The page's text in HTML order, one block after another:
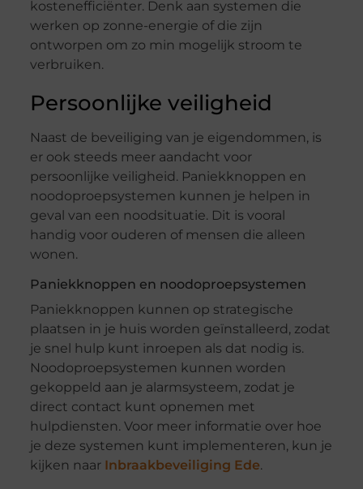
kostenefficiënter. Denk aan systemen die
werken op zonne-energie of die zijn
ontworpen om zo min mogelijk stroom te
verbruiken.
Persoonlijke veiligheid
Naast de beveiliging van je eigendommen, is
er ook steeds meer aandacht voor
persoonlijke veiligheid. Paniekknoppen en
noodoproepsystemen kunnen je helpen in
geval van een noodsituatie. Dit is vooral
handig voor ouderen of mensen die alleen
wonen.
Paniekknoppen en noodoproepsystemen
Paniekknoppen kunnen op strategische
plaatsen in je huis worden geïnstalleerd, zodat
je snel hulp kunt inroepen als dat nodig is.
Noodoproepsystemen kunnen worden
gekoppeld aan je alarmsysteem, zodat je
direct contact kunt opnemen met
hulpdiensten. Voor meer informatie over hoe
je deze systemen kunt implementeren, kun je
kijken naar Inbraakbeveiliging Ede.